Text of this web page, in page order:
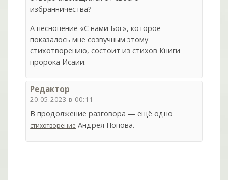
избранничества?
А песнопение «С нами Бог», которое
показалось мне созвучным этому
стихотворению, состоит из стихов Книги
пророка Исаии.
Редактор
20.05.2023 в 00:11
В продолжение разговора — ещё одно
стихотворение Андрея Попова.